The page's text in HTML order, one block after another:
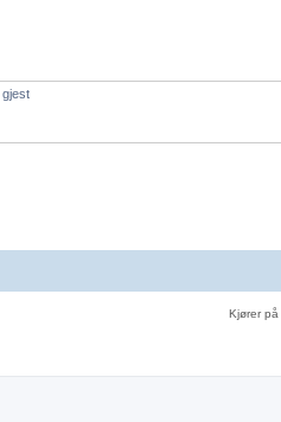
Kjører på